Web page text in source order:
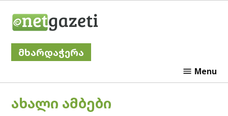
მხარდაჭერა
Menu
POSTED
ᲐᲮᲐᲚᲘ ᲐᲛᲑᲔᲑᲘ